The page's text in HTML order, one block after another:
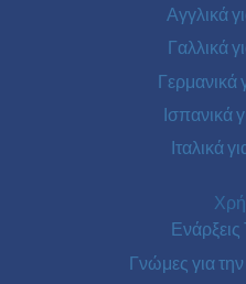
Αγγλικά
Γαλλικά
Γερμανικά
Ισπανικά
Ιταλικά
Γνώμες για